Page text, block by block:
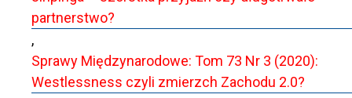
partnerstwo?
,
Sprawy Międzynarodowe: Tom 73 Nr 3 (2020):
Westlessness czyli zmierzch Zachodu 2.0?